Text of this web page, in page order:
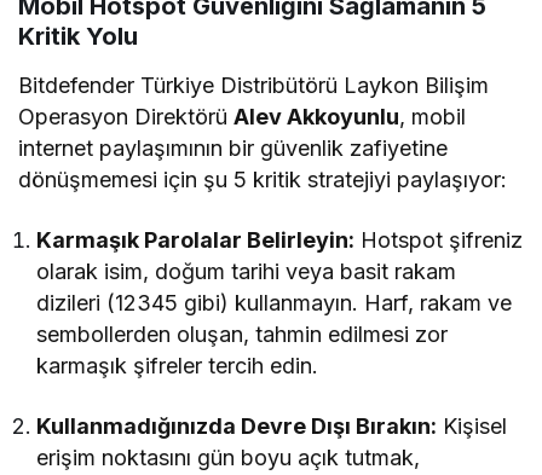
Mobil Hotspot Güvenliğini Sağlamanın 5
Kritik Yolu
Bitdefender Türkiye Distribütörü Laykon Bilişim
Operasyon DirektörüAlev Akkoyunlu, mobil
internet paylaşımının bir güvenlik zafiyetine
dönüşmemesi için şu 5 kritik stratejiyi paylaşıyor:
Karmaşık Parolalar Belirleyin: Hotspot şifreniz
olarak isim, doğum tarihi veya basit rakam
dizileri (12345 gibi) kullanmayın. Harf, rakam ve
sembollerden oluşan, tahmin edilmesi zor
karmaşık şifreler tercih edin.
Kullanmadığınızda Devre Dışı Bırakın: Kişisel
erişim noktasını gün boyu açık tutmak,